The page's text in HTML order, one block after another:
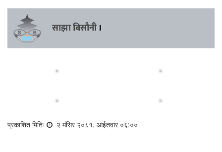
साझा बिसौनी ।
प्रकाशित मितिः २ मंसिर २०८१, आईतवार ०६:००